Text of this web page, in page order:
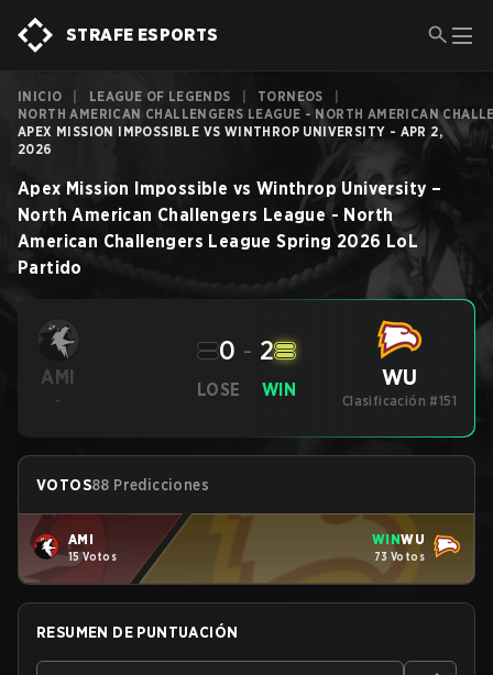
STRAFE ESPORTS
INICIO LEAGUE OF LEGENDS TORNEOS
NORTH AMERICAN CHALLENGERS LEAGUE - NORTH AMERICAN
APEX MISSION IMPOSSIBLE VS WINTHROP UNIVERSITY - APR 2,
2026
Apex Mission Impossible vs Winthrop University –
North American Challengers League - North
American Challengers League Spring 2026 LoL
Partido
AMI
-
LOSE
0 - 2
WIN WU
Clasificación #151
VOTOS88 Predicciones
AMI
15 Votos
WINWU
73 Votos
RESUMEN DE PUNTUACIÓN